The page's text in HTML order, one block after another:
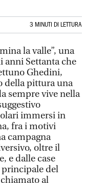
3 MINUTI DI LETTURA
la valle”, una
anni Settanta che
Ghedini,
della pittura una
sempre vive nella
immersi in
fra i motivi
campagna
oltre il
e dalle case
principale del
al